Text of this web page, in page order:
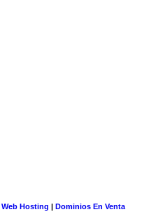
Web Hosting | Dominios En Venta